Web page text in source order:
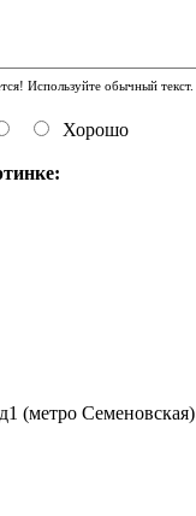
Используйте обычный текст.
Хорошо
(метро Семеновская)